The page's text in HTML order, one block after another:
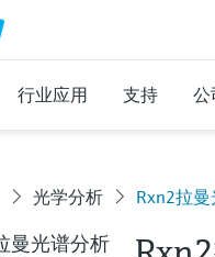
行业应用 支持 公
光学分析 Rxn2拉